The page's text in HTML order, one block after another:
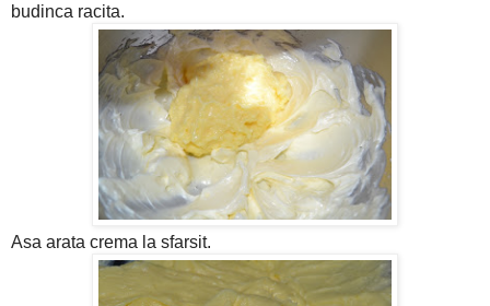
budinca racita.
Asa arata crema la sfarsit.